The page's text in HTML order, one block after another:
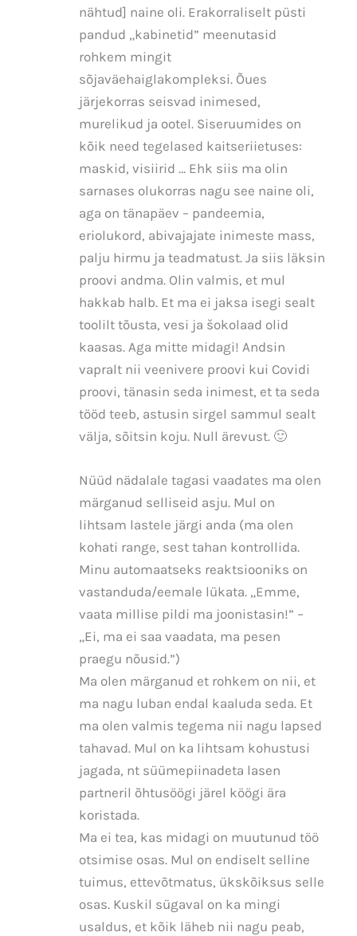
nähtud] naine oli. Erakorraliselt püsti
pandud „kabinetid” meenutasid
rohkem mingit
sõjaväehaiglakompleksi. Õues
järjekorras seisvad inimesed,
murelikud ja ootel. Siseruumides on
kõik need tegelased kaitseriietuses:
maskid, visiirid … Ehk siis ma olin
sarnases olukorras nagu see naine oli,
aga on tänapäev – pandeemia,
eriolukord, abivajajate inimeste mass,
palju hirmu ja teadmatust. Ja siis läksin
proovi andma. Olin valmis, et mul
hakkab halb. Et ma ei jaksa isegi sealt
toolilt tõusta, vesi ja šokolaad olid
kaasas. Aga mitte midagi! Andsin
vapralt nii veenivere proovi kui Covidi
proovi, tänasin seda inimest, et ta seda
tööd teeb, astusin sirgel sammul sealt
välja, sõitsin koju. Null ärevust. 🙂
Nüüd nädalale tagasi vaadates ma olen
märganud selliseid asju. Mul on
lihtsam lastele järgi anda (ma olen
kohati range, sest tahan kontrollida.
Minu automaatseks reaktsiooniks on
vastanduda/eemale lükata. „Emme,
vaata millise pildi ma joonistasin!” –
„Ei, ma ei saa vaadata, ma pesen
praegu nõusid.”)
Ma olen märganud et rohkem on nii, et
ma nagu luban endal kaaluda seda. Et
ma olen valmis tegema nii nagu lapsed
tahavad. Mul on ka lihtsam kohustusi
jagada, nt süümepiinadeta lasen
partneril õhtusöögi järel köögi ära
koristada.
Ma ei tea, kas midagi on muutunud töö
otsimise osas. Mul on endiselt selline
tuimus, ettevõtmatus, ükskõiksus selle
osas. Kuskil sügaval on ka mingi
usaldus, et kõik läheb nii nagu peab,